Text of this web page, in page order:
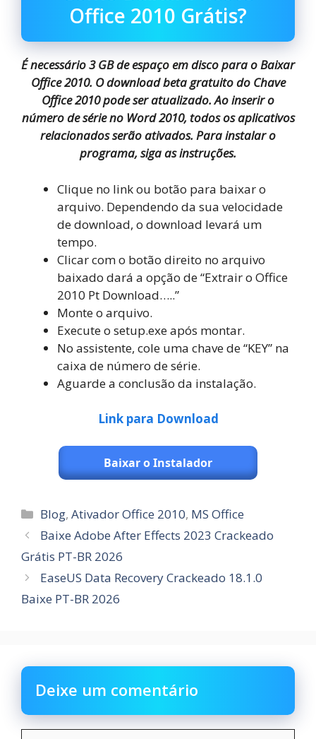
Office 2010 Grátis?
É necessário 3 GB de espaço em disco para o Baixar
Office 2010. O download beta gratuito do Chave
Office 2010 pode ser atualizado. Ao inserir o
número de série no Word 2010, todos os aplicativos
relacionados serão ativados. Para instalar o
programa, siga as instruções.
Clique no link ou botão para baixar o
arquivo. Dependendo da sua velocidade
de download, o download levará um
tempo.
Clicar com o botão direito no arquivo
baixado dará a opção de “Extrair o Office
2010 Pt Download…..”
Monte o arquivo.
Execute o setup.exe após montar.
No assistente, cole uma chave de “KEY” na
caixa de número de série.
Aguarde a conclusão da instalação.
Link para Download
Baixar o Instalador
Categorias
Blog,Ativador Office 2010, MS Office
Baixe Adobe After Effects 2023 Crackeado
Grátis PT-BR 2026
EaseUS Data Recovery Crackeado 18.1.0
Baixe PT-BR 2026
Deixe um comentário